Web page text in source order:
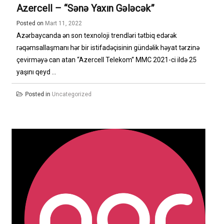
Azercell – “Sənə Yaxın Gələcək”
Posted on Mart 11, 2022
Azərbaycanda ən son texnoloji trendləri tətbiq edərək
rəqəmsallaşmanı hər bir istifadəçisinin gündəlik həyat tərzinə
çevirməyə can atan “Azercell Telekom” MMC 2021-ci ildə 25
yaşını qeyd ...
Posted in Uncategorized